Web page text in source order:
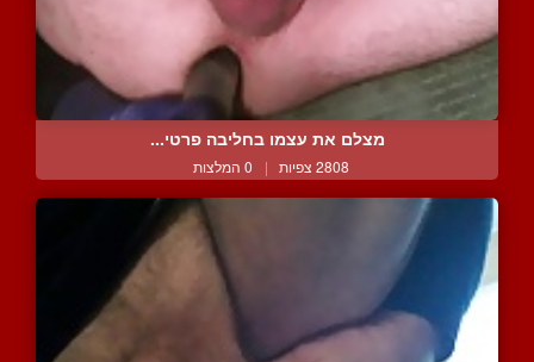
מצלם את עצמו בחליבה פרטי...
2808 צפיות | 0 המלצות